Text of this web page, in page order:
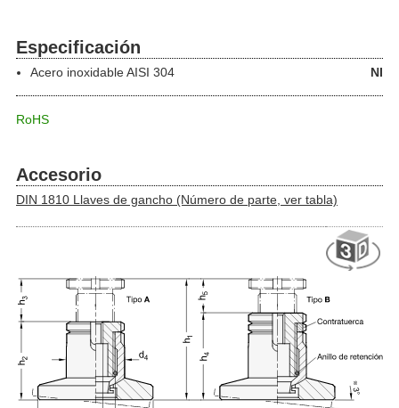
Especificación
Acero inoxidable NI
AISI 304
RoHS
Accesorio
DIN 1810 Llaves de gancho (Número de parte, ver tabla)